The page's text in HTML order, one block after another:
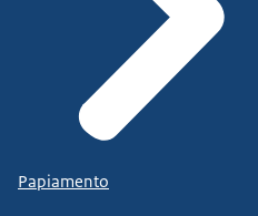
samen met partijen uit
We maken gebruik van
En werken aan
daarbuiten.
Papiamento